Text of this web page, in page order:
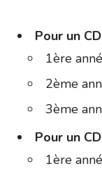
Pour un
1ère
2ème
3ème
Pour un
1ère